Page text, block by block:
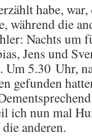
habe,
während die
Nachts um
Jens und
Um 5.30 Uhr,
gefunden
ich nun mal
anderen.